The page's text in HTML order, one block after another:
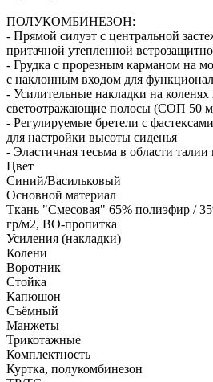
ПОЛУКОМБИНЕЗОН:
- Прямой силуэт с центральной
притачной утепленной
- Грудка с прорезным карманом на
с наклонным входом для
- Усилительные накладки на
светоотражающие полосы (СОП 50
- Регулируемые бретели с
для настройки высоты сиденья
- Эластичная тесьма в области талии
Цвет
Синий/Васильковый
Основной материал
Ткань "Смесовая" 65% полиэфир /
гр/м2, ВО-пропитка
Усиления (накладки)
Колени
Воротник
Стойка
Капюшон
Съёмный
Манжеты
Трикотажные
Комплектность
Куртка, полукомбинезон